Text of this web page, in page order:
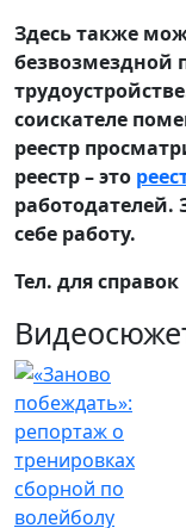
Здесь также
соискателе
реестр
реестр – это
себе работу.
Тел. для справок